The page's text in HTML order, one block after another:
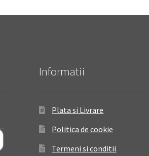
Informatii
Plata si Livrare
Politica de cookie
Termeni si conditii